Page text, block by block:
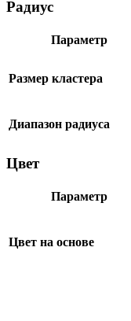
Радиус
Параметр
Размер кластера
Диапазон радиуса
Цвет
Параметр
Цвет на основе